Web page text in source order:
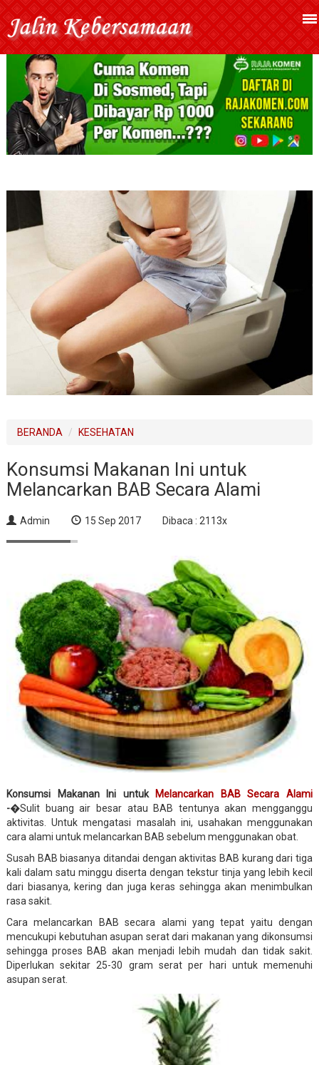
BERANDA KESEHATAN
Konsumsi Makanan Ini untuk
Melancarkan BAB Secara Alami
Admin 15 Sep 2017 Dibaca : 2113x
Konsumsi Makanan Ini untuk
Melancarkan BAB Secara Alami
-�Sulit buang air besar atau BAB tentunya akan mengganggu
aktivitas. Untuk mengatasi masalah ini, usahakan menggunakan
cara alami untuk melancarkan BAB sebelum menggunakan obat.
Susah BAB biasanya ditandai dengan aktivitas BAB kurang dari tiga
kali dalam satu minggu diserta dengan tekstur tinja yang lebih kecil
dari biasanya, kering dan juga keras sehingga akan menimbulkan
rasa sakit.
Cara melancarkan BAB secara alami yang tepat yaitu dengan
mencukupi kebutuhan asupan serat dari makanan yang dikonsumsi
sehingga proses BAB akan menjadi lebih mudah dan tidak sakit.
Diperlukan sekitar 25-30 gram serat per hari untuk memenuhi
asupan serat.